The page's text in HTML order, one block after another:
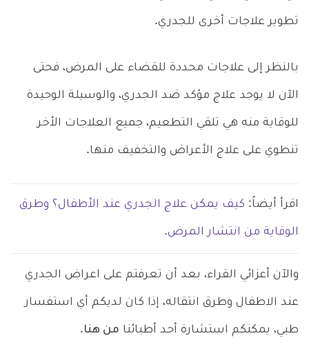
تطوير علاجات أخرى للجدري.
بالنظر إلى علاجات محددة للقضاء على المرض، فحتى
الآن لا يوجد علاج مؤكد ضد الجدري، والوسيلة الوحيدة
للوقاية منه هي تلقي التطعيم، جميع العلاجات الأخر
تنطوي على علاج الأعراض والتخفيف منها.
اقرأ أيضاً: كيف يمكن علاج الجدري عند الأطفال؟ وطرق
الوقاية من انتشار المرض.
والآن أعزائي القراء، بعد أن تعرفتم على اعراض الجدري
عند الاطفال وطرق انتقاله، إذا كان لديكم أي استفسار
طبي، يمكنكم استشارة أحد أطبائنا من هنا.